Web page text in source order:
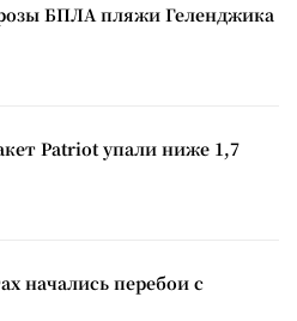
БПЛА пляжи Геленджика
Patriot упали ниже 1,7
начались перебои с